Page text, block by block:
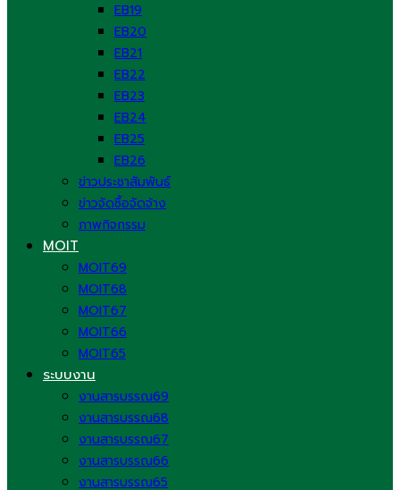
EB19
EB20
EB21
EB22
EB23
EB24
EB25
EB26
ข่าวประชาสัมพันธ์
ข่าวจัดซื้อจัดจ้าง
ภาพกิจกรรม
MOIT
MOIT69
MOIT68
MOIT67
MOIT66
MOIT65
ระบบงาน
งานสารบรรณ69
งานสารบรรณ68
งานสารบรรณ67
งานสารบรรณ66
งานสารบรรณ65